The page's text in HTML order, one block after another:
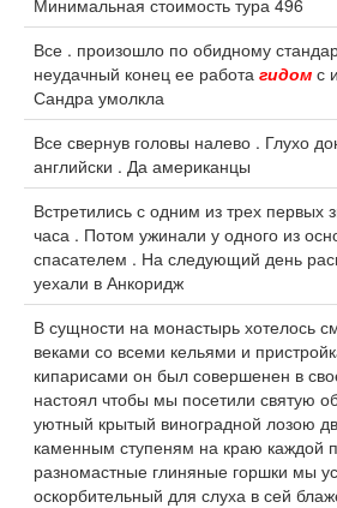
Минимальная стоимость тура 496
Все . произошло по обидному
неудачный конец ее работа гидом с
Сандра умолкла
Все свернув головы налево . Глухо
английски . Да американцы
Встретились с одним из трех
часа . Потом ужинали у одного из
спасателем . На следующий день
уехали в Анкоридж
В сущности на монастырь хотелось
веками со всеми кельями и
кипарисами он был совершенен в
настоял чтобы мы посетили святую
уютный крытый виноградной лозою
каменным ступеням на краю каждой
разномастные глиняные горшки мы
оскорбительный для слуха в сей